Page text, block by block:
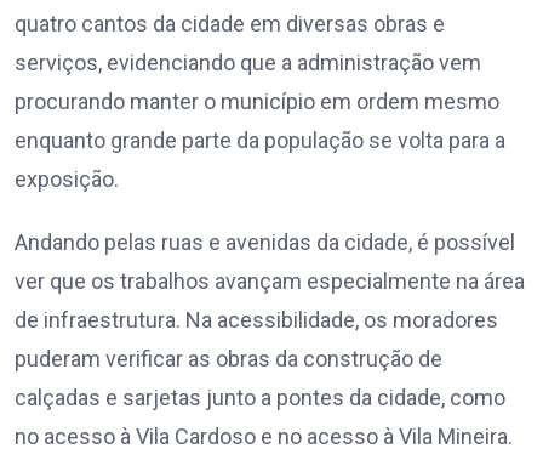
quatro cantos da cidade em diversas obras e
serviços, evidenciando que a administração vem
procurando manter o município em ordem mesmo
enquanto grande parte da população se volta para a
exposição.
Andando pelas ruas e avenidas da cidade, é possível
ver que os trabalhos avançam especialmente na área
de infraestrutura. Na acessibilidade, os moradores
puderam verificar as obras da construção de
calçadas e sarjetas junto a pontes da cidade, como
no acesso à Vila Cardoso e no acesso à Vila Mineira.